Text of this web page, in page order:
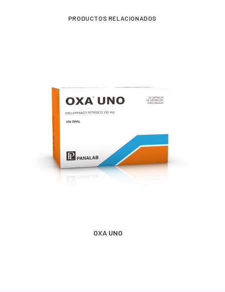
PRODUCTOS RELACIONADOS
MÁS INFORMACIÓN
OXA UNO